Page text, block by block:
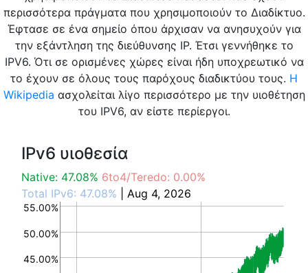
περισσότερα πράγματα που χρησιμοποιούν το Διαδίκτυο.
Έφτασε σε ένα σημείο όπου άρχισαν να ανησυχούν για
την εξάντληση της διεύθυνσης IP. Έτσι γεννήθηκε το
IPV6. Ότι σε ορισμένες χώρες είναι ήδη υποχρεωτικό να
το έχουν σε όλους τους παρόχους διαδικτύου τους. Η
Wikipedia ασχολείται λίγο περισσότερο με την υιοθέτηση
του IPV6, αν είστε περίεργοι.
IPv6 υιοθεσία
Native: 47.08% 6to4/Teredo: 0.00%
Total IPv6: 47.08% | Aug 4, 2026
45.00%
50.00%
55.00%